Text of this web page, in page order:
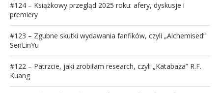
#124 – Książkowy przegląd 2025 roku: afery, dyskusje i
premiery
#123 – Zgubne skutki wydawania fanfików, czyli „Alchemised”
SenLinYu
#122 – Patrzcie, jaki zrobiłam research, czyli „Katabaza” R.F.
Kuang